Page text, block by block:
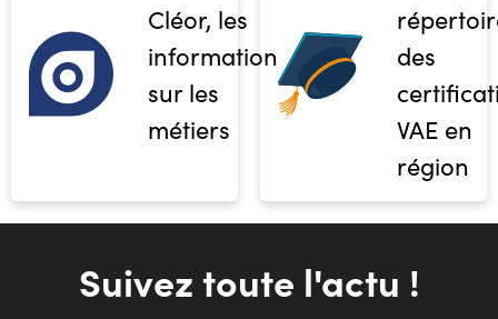
Cléor, les
informations
sur les
métiers
des
VAE en
région
Suivez toute l'actu !